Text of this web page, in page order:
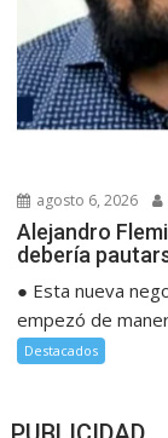
agosto 6, 2026
Alejandro
debería
● Esta nueva
empezó de
Destacados